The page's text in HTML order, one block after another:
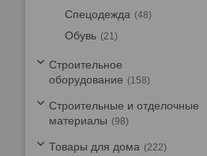
Спецодежда 48
Обувь 21
Строительное
оборудование
158
Строительные и отделочные
материалы
98
Товары для дома 222